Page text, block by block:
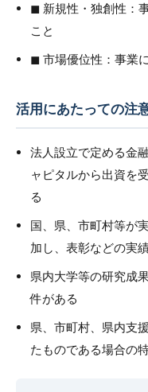
◼︎ 新規性・独創性：
こと
◼︎ 市場優位性：事業
活用にあたっての注
法人設立で定める金
ャピタルから出資を
る
国、県、市町村等が
加し、表彰などの実
県内大学等の研究成
件がある
県、市町村、県内支
たものである場合の